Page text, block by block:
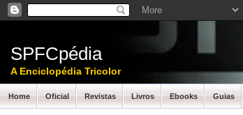
SPFCpédia
A Enciclopédia Tricolor
Home Oficial Revistas Livros Ebooks Guias